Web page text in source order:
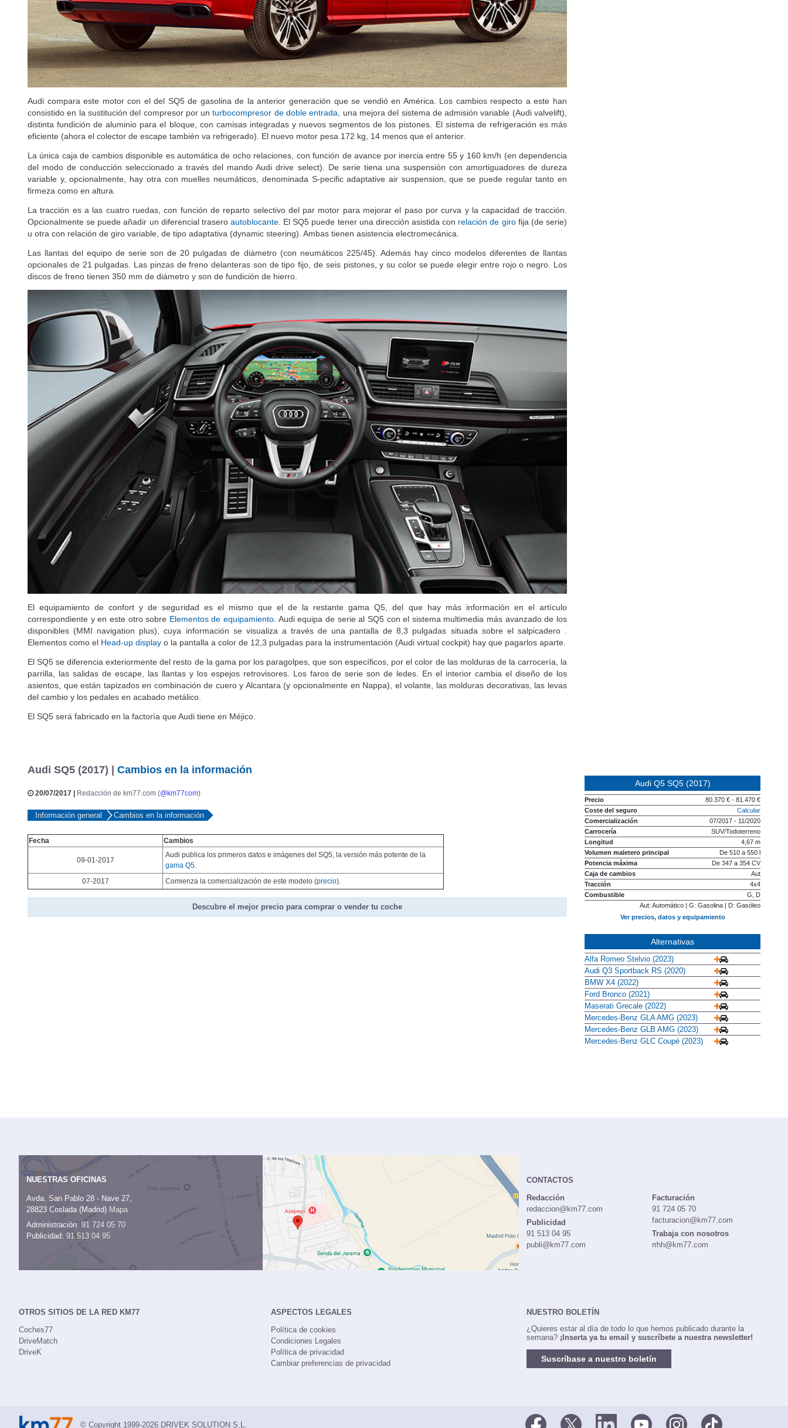
Audi compara este motor con el del SQ5 de gasolina de la anterior generación que se vendió en América. Los cambios respecto a este han
consistido en la sustitución del compresor por unturbocompresor de doble entrada , una mejora del sistema de admisión variable (Audi valvelift),
distinta fundición de aluminio para el bloque, con camisas integradas y nuevos segmentos de los pistones. El sistema de refrigeración es más
eficiente (ahora el colector de escape también va refrigerado). El nuevo motor pesa 172 kg, 14 menos que el anterior.
La única caja de cambios disponible es automática de ocho relaciones, con función de avance por inercia entre 55 y 160 km/h (en dependencia
del modo de conducción seleccionado a través del mando Audi drive select). De serie tiena una suspensión con amortiguadores de dureza
variable y, opcionalmente, hay otra con muelles neumáticos, denominada S-pecific adaptative air suspension, que se puede regular tanto en
firmeza como en altura.
La tracción es a las cuatro ruedas, con función de reparto selectivo del par motor para mejorar el paso por curva y la capacidad de tracción.
Opcionalmente se puede añadir un diferencial trasero autoblocante . El SQ5 puede tener una dirección asistida con relación de girofija (de serie)
u otra con relación de giro variable, de tipo adaptativa (dynamic steering). Ambas tienen asistencia electromecánica.
Las llantas del equipo de serie son de 20 pulgadas de diámetro (con neumáticos 225/45). Además hay cinco modelos diferentes de llantas
opcionales de 21 pulgadas. Las pinzas de freno delanteras son de tipo fijo, de seis pistones, y su color se puede elegir entre rojo o negro. Los
discos de freno tienen 350 mm de diámetro y son de fundición de hierro.
El equipamiento de confort y de seguridad es el mismo que el de la restante gama Q5, del que hay más información en el artículo
correspondiente y en este otro sobre Elementos de equipamiento . Audi equipa de serie al SQ5 con el sistema multimedia más avanzado de los
disponibles (MMI navigation plus), cuya información se visualiza a través de una pantalla de 8,3 pulgadas situada sobre el salpicadero .
Elementos como el Head-up display o la pantalla a color de 12,3 pulgadas para la instrumentación (Audi virtual cockpit) hay que pagarlos aparte.
El SQ5 se diferencia exteriormente del resto de la gama por los paragolpes, que son específicos, por el color de las molduras de la carrocería, la
parrilla, las salidas de escape, las llantas y los espejos retrovisores. Los faros de serie son de ledes. En el interior cambia el diseño de los
asientos, que están tapizados en combinación de cuero y Alcantara (y opcionalmente en Nappa), el volante, las molduras decorativas, las levas
del cambio y los pedales en acabado metálico.
El SQ5 será fabricado en la factoría que Audi tiene en Méjico.
Audi SQ5 (2017) | Cambios en la información
20/07/2017 | Redacción de km77.com (@km77com)
Información general Cambios en la información
Fecha Cambios
09-01-2017
Audi publica los primeros datos e imágenes del SQ5, la versión más potente de la
gama Q5.
07-2017
Comienza la comercialización de este modelo (precio).
Descubre el mejor precio para comprar o vender tu coche
Audi Q5 SQ5 (2017)
Precio
80.370 € - 81.470 €
Coste del seguro
Calcular
Comercialización
07/2017 - 11/2020
Carrocería
SUV/Todoterreno
Longitud
4,67 m
Volumen maletero principal
De 510 a 550 l
Potencia máxima
De 347 a 354 CV
Caja de cambios
Aut
Tracción
4x4
Combustible
G, D
Aut: Automático | G: Gasolina | D: Gasóleo
Ver precios, datos y equipamiento
Alternativas
Alfa Romeo Stelvio (2023)
Audi Q3 Sportback RS (2020)
BMW X4 (2022)
Ford Bronco (2021)
Maserati Grecale (2022)
Mercedes-Benz GLA AMG (2023)
Mercedes-Benz GLB AMG (2023)
Mercedes-Benz GLC Coupé (2023)
NUESTRAS OFICINAS
Avda. San Pablo 28 - Nave 27,
28823 Coslada (Madrid) Mapa
Administración:91 724 05 70
Publicidad: 91 513 04 95
CONTACTOS
Redacción
redaccion@km77.com
Publicidad
91 513 04 95
publi@km77.com
Facturación
91 724 05 70
facturacion@km77.com
Trabaja con nosotros
rrhh@km77.com
OTROS SITIOS DE LA RED KM77
Coches77
DriveMatch
DriveK
ASPECTOS LEGALES
Política de cookies
Condiciones Legales
Política de privacidad
Cambiar preferencias de privacidad
NUESTRO BOLETÍN
¿Quieres estar al día de todo lo que hemos publicado durante la
semana? ¡Inserta ya tu email y suscríbete a nuestra newsletter!
Suscríbase a nuestro boletín
© Copyright 1999-2026 DRIVEK SOLUTION S.L.